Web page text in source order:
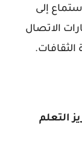
إلى
الاتصال
التعلم